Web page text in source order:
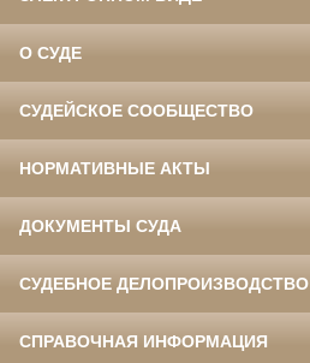
О СУДЕ
СУДЕЙСКОЕ СООБЩЕСТВО
НОРМАТИВНЫЕ АКТЫ
ДОКУМЕНТЫ СУДА
СУДЕБНОЕ ДЕЛОПРОИЗВОДСТВО
СПРАВОЧНАЯ ИНФОРМАЦИЯ